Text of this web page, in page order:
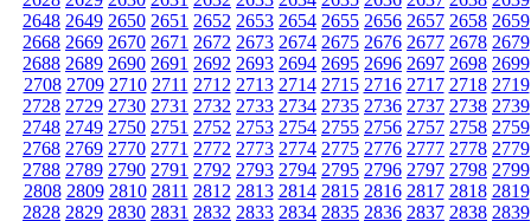
2648 2649 2650 2651 2652 2653 2654 2655 2656 2657 2658 2659
2668 2669 2670 2671 2672 2673 2674 2675 2676 2677 2678 2679
2688 2689 2690 2691 2692 2693 2694 2695 2696 2697 2698 2699
2708 2709 2710 2711 2712 2713 2714 2715 2716 2717 2718 2719
2728 2729 2730 2731 2732 2733 2734 2735 2736 2737 2738 2739
2748 2749 2750 2751 2752 2753 2754 2755 2756 2757 2758 2759
2768 2769 2770 2771 2772 2773 2774 2775 2776 2777 2778 2779
2788 2789 2790 2791 2792 2793 2794 2795 2796 2797 2798 2799
2808 2809 2810 2811 2812 2813 2814 2815 2816 2817 2818 2819
2828 2829 2830 2831 2832 2833 2834 2835 2836 2837 2838 2839